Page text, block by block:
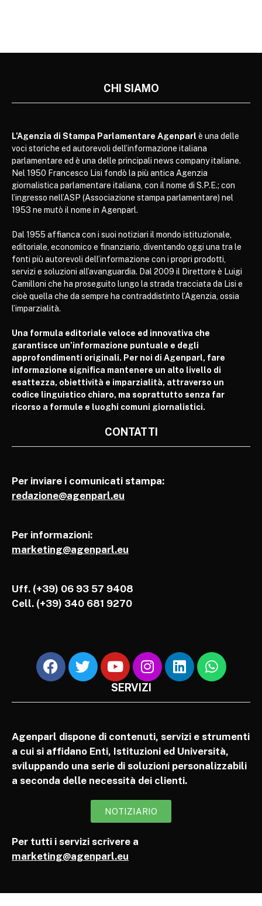
CHI SIAMO
L’Agenzia di Stampa Parlamentare Agenparl è una delle
voci storiche ed autorevoli dell’informazione italiana
parlamentare ed è una delle principali news company italiane.
Nel 1950 Francesco Lisi fondò la più antica Agenzia
giornalistica parlamentare italiana, con il nome di S.P.E.; con
l’ingresso nell’ASP (Associazione stampa parlamentare) nel
1953 ne mutò il nome in Agenparl.
Dal 1955 affianca con i suoi notiziari il mondo istituzionale,
editoriale, economico e finanziario, diventando oggi una tra le
fonti più autorevoli dell’informazione con i propri prodotti,
servizi e soluzioni all’avanguardia. Dal 2009 il Direttore è Luigi
Camilloni che ha proseguito lungo la strada tracciata da Lisi e
cioè quella che da sempre ha contraddistinto l’Agenzia, ossia
l’imparzialità.
Una formula editoriale veloce ed innovativa che
garantisce un’informazione puntuale e degli
approfondimenti originali. Per noi di Agenparl, fare
informazione significa mantenere un alto livello di
esattezza, obiettività e imparzialità, attraverso un
codice linguistico chiaro, ma soprattutto senza far
ricorso a formule e luoghi comuni giornalistici.
CONTATTI
Per inviare i comunicati stampa:
redazione@agenparl.eu
Per informazioni:
marketing@agenparl.eu
Uff. (+39) 06 93 57 9408
Cell. (+39) 340 681 9270
SERVIZI
Agenparl dispone di contenuti, servizi e strumenti
a cui si affidano Enti, Istituzioni ed Università,
sviluppando una serie di soluzioni personalizzabili
a seconda delle necessità dei clienti.
NOTIZIARIO
Per tutti i servizi scrivere a
marketing@agenparl.eu